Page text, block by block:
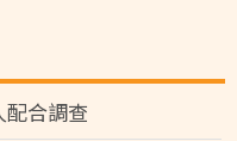
合調查